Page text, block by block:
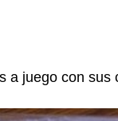
a juego con